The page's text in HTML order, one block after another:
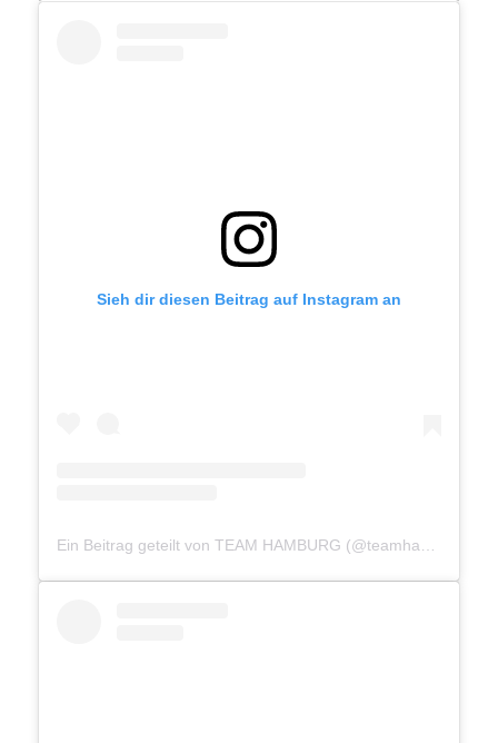
Sieh dir diesen Beitrag auf Instagram an